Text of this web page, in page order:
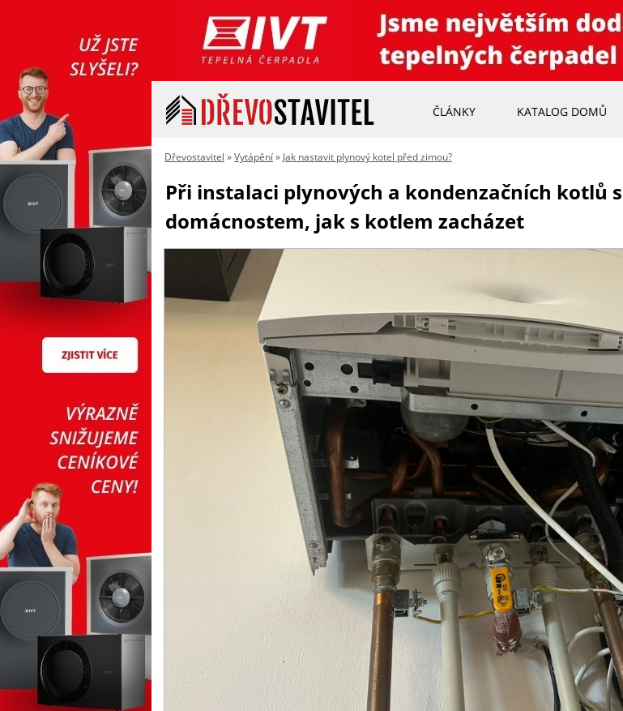
ČLÁNKY KATALOG DOMŮ
Dřevostavitel »Vytápění» Jak nastavit plynový kotel před zimou?
Při instalaci plynových a kondenzačních kotlů
domácnostem, jak s kotlem zacházet